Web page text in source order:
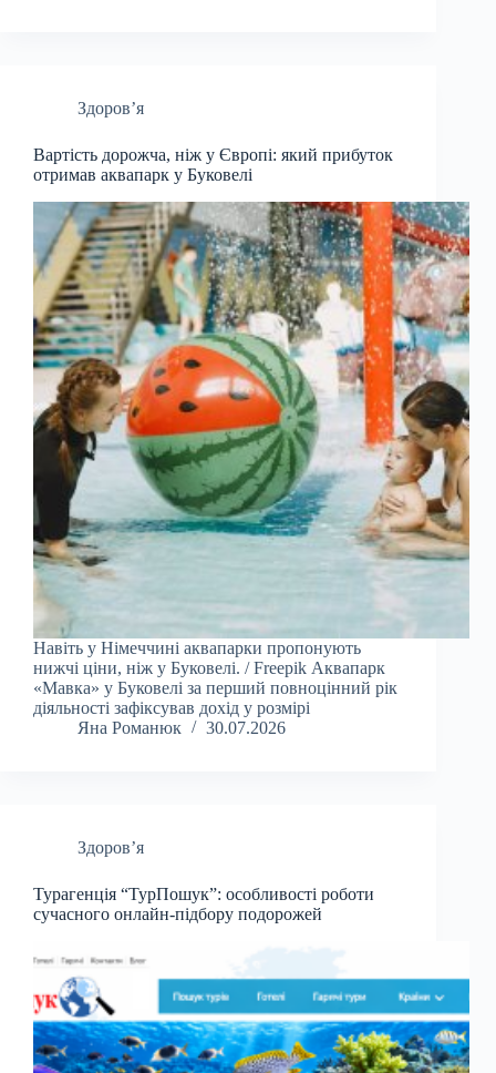
Здоров’я
Вартість дорожча, ніж у Європі: який прибуток
отримав аквапарк у Буковелі
Навіть у Німеччині аквапарки пропонують
нижчі ціни, ніж у Буковелі. / Freepik Аквапарк
«Мавка» у Буковелі за перший повноцінний рік
діяльності зафіксував дохід у розмірі
Яна Романюк
30.07.2026
Здоров’я
Турагенція “ТурПошук”: особливості роботи
сучасного онлайн-підбору подорожей